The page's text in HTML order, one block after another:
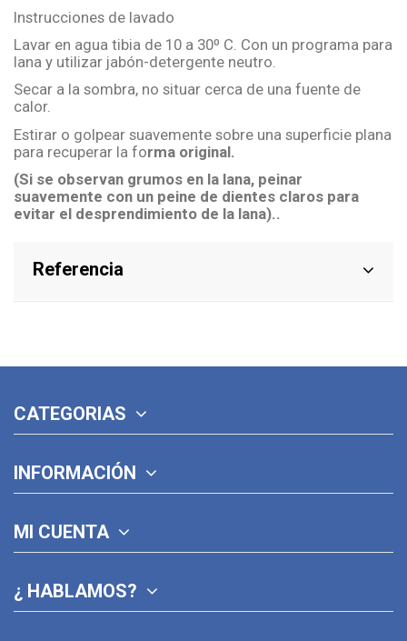
Instrucciones de lavado
Lavar en agua tibia de 10 a 30º C. Con un programa para
lana y utilizar jabón-detergente neutro.
Secar a la sombra, no situar cerca de una fuente de
calor.
Estirar o golpear suavemente sobre una superficie plana
para recuperar la forma original.
(Si se observan grumos en la lana, peinar
suavemente con un peine de dientes claros para
evitar el desprendimiento de la lana)..
Referencia
CATEGORIAS
INFORMACIÓN
MI CUENTA
¿ HABLAMOS?